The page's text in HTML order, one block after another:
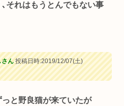
それはもうとんでもない事
さん投稿日時:2019/12/07(土)
と野良猫が来ていたが